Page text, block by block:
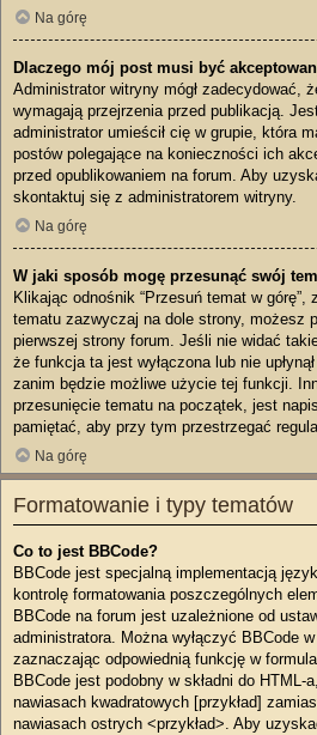
Na górę
Dlaczego mój post musi być
Administrator witryny mógł zadecydować,
wymagają przejrzenia przed publikacją.
administrator umieścił cię w grupie, która
postów polegające na konieczności ich
przed opublikowaniem na forum. Aby
skontaktuj się z administratorem witryny.
Na górę
W jaki sposób mogę przesunąć swój
Klikając odnośnik “Przesuń temat w górę”,
tematu zazwyczaj na dole strony, możesz
pierwszej strony forum. Jeśli nie widać
że funkcja ta jest wyłączona lub nie
zanim będzie możliwe użycie tej funkcji.
przesunięcie tematu na początek, jest
pamiętać, aby przy tym przestrzegać
Na górę
Formatowanie i typy tematów
Co to jest BBCode?
BBCode jest specjalną implementacją
kontrolę formatowania poszczególnych
BBCode na forum jest uzależnione od
administratora. Można wyłączyć BBCode
zaznaczając odpowiednią funkcję w
BBCode jest podobny w składni do
nawiasach kwadratowych [przykład]
nawiasach ostrych <przykład>. Aby